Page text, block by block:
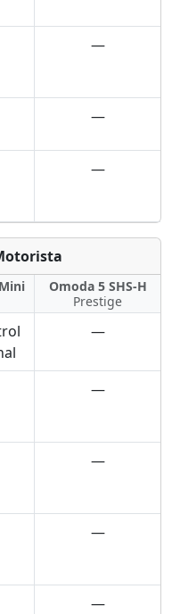
—
—
—
Omoda 5 SHS-H
Prestige
—
—
—
—
—